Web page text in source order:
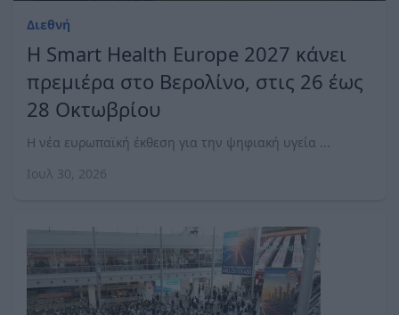
Διεθνή
H Smart Health Europe 2027 κάνει
πρεμιέρα στο Βερολίνο, στις 26 έως
28 Οκτωβρίου
Η νέα ευρωπαϊκή έκθεση για την ψηφιακή υγεία ...
Ιουλ 30, 2026